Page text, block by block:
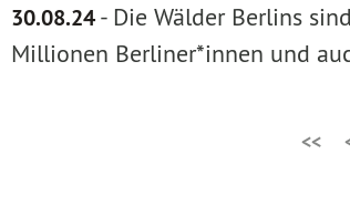
30.08.24- Die Wälder Berlins
Millionen Berliner*innen und
<<